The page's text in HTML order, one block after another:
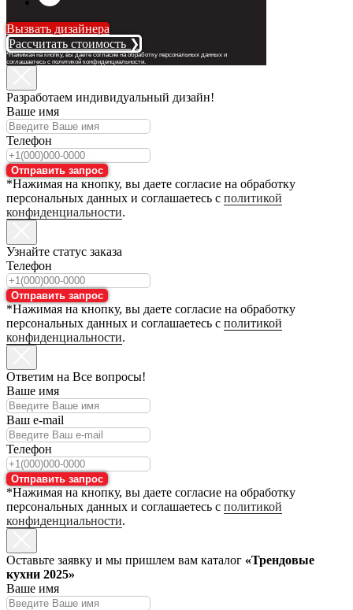
Вызвать дизайнера
Рассчитать стоимость ❯
*Нажимая на кнопку, вы даете согласие на обработку персональных данных и
соглашаетесь с политикой конфиденциальности.
Разработаем индивидуальный дизайн!
Ваше имя
Телефон
Отправить запрос
*Нажимая на кнопку, вы даете согласие на обработку
персональных данных и соглашаетесь с политикой
конфиденциальности.
Узнайте статус заказа
Телефон
Отправить запрос
*Нажимая на кнопку, вы даете согласие на обработку
персональных данных и соглашаетесь с политикой
конфиденциальности.
Ответим на Все вопросы!
Ваше имя
Ваш e-mail
Телефон
Отправить запрос
*Нажимая на кнопку, вы даете согласие на обработку
персональных данных и соглашаетесь с политикой
конфиденциальности.
Оставьте заявку и мы пришлем вам каталог «Трендовые
кухни 2025»
Ваше имя